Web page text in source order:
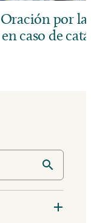
Oración por la
en caso de